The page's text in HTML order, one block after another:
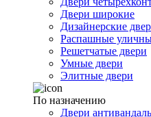
Двери широкие
Дизайнерские
Распашные
Решетчатые двери
Умные двери
Элитные двери
По назначению
Двери